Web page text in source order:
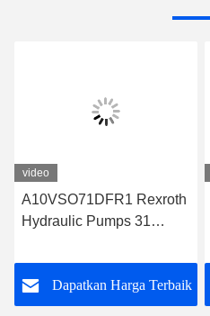
video
A10VSO71DFR1 Rexroth
Hydraulic Pumps 31
Pump
Dapatkan Harga Terbaik